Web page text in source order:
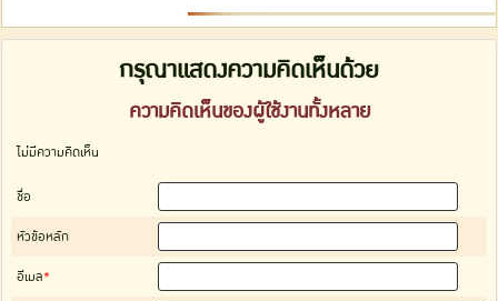
กรุณาแสดงความคิดเห็นด้วย
ความคิดเห็นของผู้ใช้งานทั้งหลาย
ไม่่มีความคิดเห็น
ชื่อ
หัวข้อหลัก
อีเมล*